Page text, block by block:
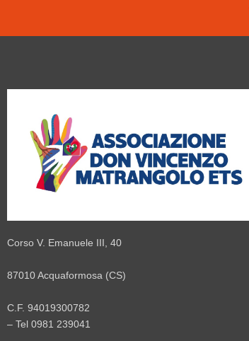
Corso V. Emanuele III, 40
87010 Acquaformosa (CS)
C.F. 94019300782
– Tel 0981 239041